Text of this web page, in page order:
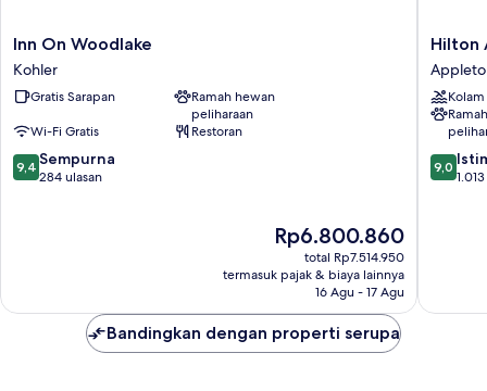
Inn
On
Woodlake
Kohler
Inn On Woodlake
Kohler
Gratis Sarapan
Ramah hewan
peliharaan
Wi-Fi Gratis
Restoran
9.4
dari
9,4 Sempurna
284 ulasan
Harga
sekarang
Rp6.800.860
Rp6.800.860
total Rp7.514.950
termasuk pajak & biaya lainnya
16 Agu - 17 Agu
Hilton
Paper
Valley
Hilton
9.0
dari
9,0
Bandingkan dengan properti serupa